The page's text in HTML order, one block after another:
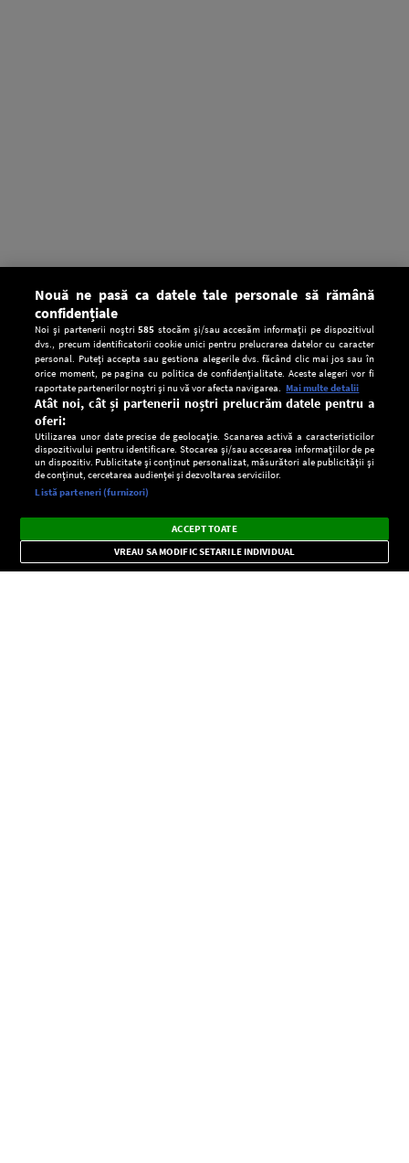
CONFIDENŢIALITATE
Setări:
Dark
Mode
Radio live, podcasturi, știri și alerte
importante.
×
Nouă ne pasă ca datele tale personale să rămână
confidențiale
Noi și partenerii noștri585 stocăm și/sau accesăm informații pe dispozitivul
dvs., precum identificatorii cookie unici pentru prelucrarea datelor cu caracter
personal. Puteți accepta sau gestiona alegerile dvs. făcând clic mai jos sau în
orice moment, pe pagina cu politica de confidențialitate. Aceste alegeri vor fi
raportate partenerilor noștri și nu vă vor afecta navigarea. Mai multe detalii
Atât noi, cât și partenerii noștri prelucrăm datele pentru a
oferi:
Utilizarea unor date precise de geolocație. Scanarea activă a caracteristicilor
dispozitivului pentru identificare. Stocarea și/sau accesarea informațiilor de pe
un dispozitiv. Publicitate și conținut personalizat, măsurători ale publicității și
de conținut, cercetarea audienței și dezvoltarea serviciilor.
Listă parteneri (furnizori)
ACCEPT TOATE
VREAU SA MODIFIC SETARILE INDIVIDUAL